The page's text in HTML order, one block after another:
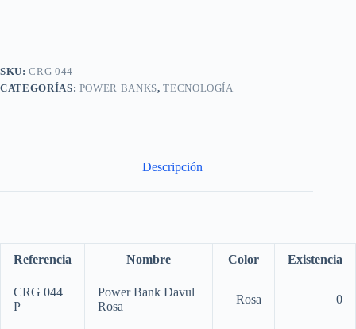
SKU:CRG 044
CATEGORÍAS: POWER BANKS,TECNOLOGÍA
Descripción
Referencia Nombre Color Existencia
CRG 044
P
Power Bank Davul
Rosa
Rosa 0